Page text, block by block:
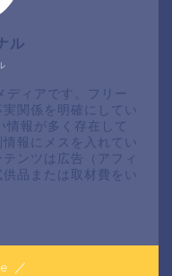
ル
ディアです。フリー
関係を明確にしてい
情報が多く存在して
報にメスを入れてい
ンツは広告（アフィ
供品または取材費をい
／